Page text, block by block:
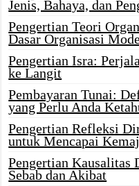
Jenis, Bahaya, dan
Pengertian Teori
Dasar Organisasi
Pengertian Isra:
ke Langit
Pembayaran Tunai:
yang Perlu Anda
Pengertian Refleksi
untuk Mencapai
Pengertian Kausalitas
Sebab dan Akibat